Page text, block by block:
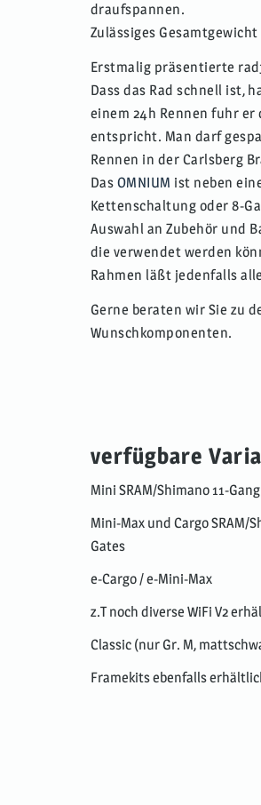
draufspannen.
Zulässiges
Erstmalig präsentierte
Dass das Rad schnell ist,
einem 24h Rennen fuhr
entspricht. Man darf
Rennen in der Carlsberg
Das OMNIUM ist neben
Kettenschaltung oder 8-
Auswahl an Zubehör und
die verwendet werden
Rahmen läßt jedenfalls
Gerne beraten wir Sie zu
Wunschkomponenten.
verfügbare
Mini SRAM/Shimano 11-
Mini-Max und Cargo SRAM/
Gates
e-Cargo / e-Mini-Max
z.T noch diverse WiFi V2
Classic (nur Gr. M,
Framekits ebenfalls